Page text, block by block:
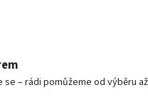
se – rádi pomůžeme od výběru